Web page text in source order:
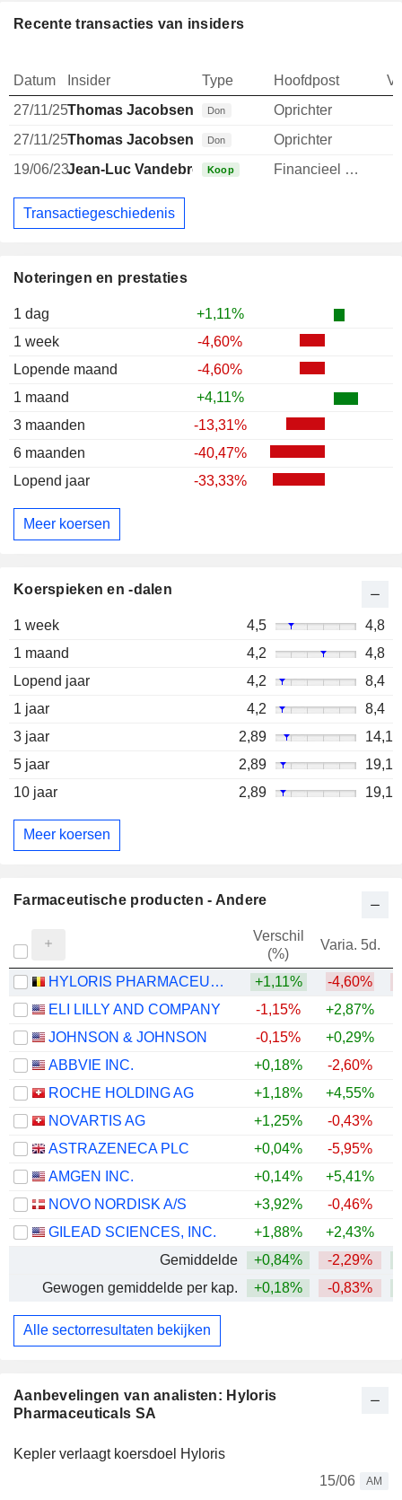
Aanbevelingen van analisten: Hyloris
Pharmaceuticals SA
Kepler verlaagt koersdoel Hyloris
15/06
AM
Noteringen en prestaties
1 dag
+1,11%
1 week
-4,60%
Lopende maand
-4,60%
1 maand
+4,11%
3 maanden
-13,31%
6 maanden
-40,47%
Lopend jaar
-33,33%
Meer koersen
Koerspieken en -dalen
1 week 4,5
4,8
1 maand
4,2
4,8
Lopend jaar
4,2
8,4
1 jaar
4,2
8,4
3 jaar
2,89
14,1
5 jaar
2,89
19,1
10 jaar
2,89 19,1
Meer koersen
Recente transacties van insiders
Datum Insider Type Hoofdpost
27/11/25Thomas Jacobsen Don
Oprichter
27/11/25Thomas Jacobsen Don
Oprichter
19/06/23Jean-Luc VandebroekKoop Financieel directeur
Transactiegeschiedenis
Farmaceutische producten - Andere
Verschil
(%)
Varia. 5d.
HYLORIS PHARMACEUTICALS SA +1,11% -4,60%
ELI LILLY AND COMPANY
-1,15% +2,87%
JOHNSON & JOHNSON
-0,15% +0,29%
ABBVIE INC.
+0,18% -2,60%
ROCHE HOLDING AG
+1,18% +4,55%
NOVARTIS AG
+1,25% -0,43%
ASTRAZENECA PLC
+0,04% -5,95%
AMGEN INC.
+0,14% +5,41%
NOVO NORDISK A/S
+3,92% -0,46%
GILEAD SCIENCES, INC.
+1,88% +2,43%
Gemiddelde
+0,84% -2,29%
Gewogen gemiddelde per kap.
+0,18% -0,83%
Alle sectorresultaten bekijken